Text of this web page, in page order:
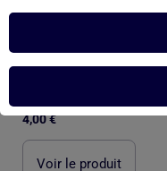
4,00 €
Voir le produit